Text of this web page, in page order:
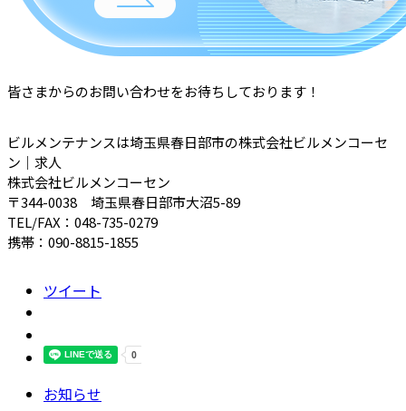
皆さまからのお問い合わせをお待ちしております！
ビルメンテナンスは埼玉県春日部市の株式会社ビルメンコーセ
ン｜求人
株式会社ビルメンコーセン
〒344-0038 埼玉県春日部市大沼5-89
TEL/FAX：048-735-0279
携帯：090-8815-1855
ツイート
お知らせ